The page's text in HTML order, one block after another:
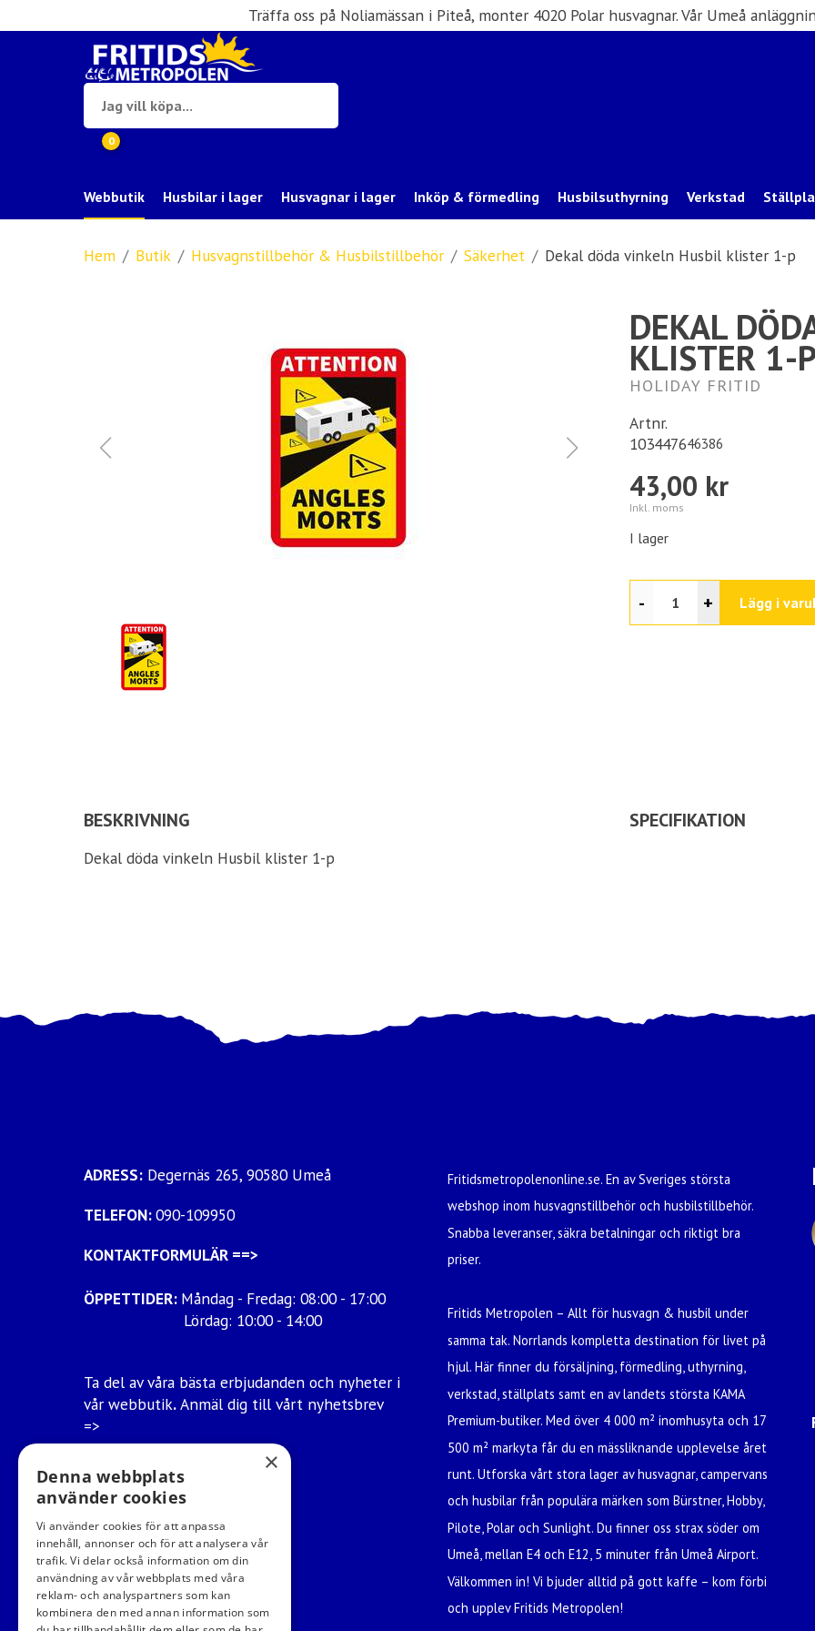
Träffa oss på Noliamässan i Piteå, monter 4020 Polar husvagnar. Vår Umeå
0
Webbutik Husbilar i lager Husvagnar i lager Inköp & förmedling Husbilsuthyrning Verkstad
Hem Butik Husvagnstillbehör & Husbilstillbehör Säkerhet Dekal döda vinkeln Husbil klister 1-p
DEKAL
KLISTER 1-
HOLIDAY FRITID
Artnr.
103447646386
43,00 kr
Inkl. moms
I lager
- + Lägg i
BESKRIVNING
Dekal döda vinkeln Husbil klister 1-p
SPECIFIKATION
ADRESS: Degernäs 265, 90580 Umeå
TELEFON:090-109950
KONTAKTFORMULÄR ==>
ÖPPETTIDER: Måndag - Fredag: 08:00 - 17:00
Lördag: 10:00 - 14:00
Ta del av våra bästa erbjudanden och nyheter i
vår webbutik.Anmäl dig till vårt nyhetsbrev
=>
Ångra mitt köp
Fritidsmetropolenonline.se. En av Sveriges största
webshop inom husvagnstillbehör och husbilstillbehör.
Snabba leveranser, säkra betalningar och riktigt bra
priser.
Fritids Metropolen – Allt för husvagn & husbil under
samma tak. Norrlands kompletta destination för livet på
hjul. Här finner du försäljning, förmedling, uthyrning,
verkstad, ställplats samt en av landets största KAMA
Premium-butiker. Med över 4 000 m² inomhusyta och 17
500 m² markyta får du en mässliknande upplevelse året
runt. Utforska vårt stora lager av husvagnar, campervans
och husbilar från populära märken som Bürstner, Hobby,
Pilote, Polar och Sunlight. Du finner oss strax söder om
Umeå, mellan E4 och E12, 5 minuter från Umeå Airport.
Välkommen in! Vi bjuder alltid på gott kaffe – kom förbi
och upplev Fritids Metropolen!
×
Denna webbplats
använder cookies
Vi använder cookies för att anpassa
innehåll, annonser och för att analysera vår
trafik. Vi delar också information om din
användning av vår webbplats med våra
reklam- och analyspartners som kan
kombinera den med annan information som